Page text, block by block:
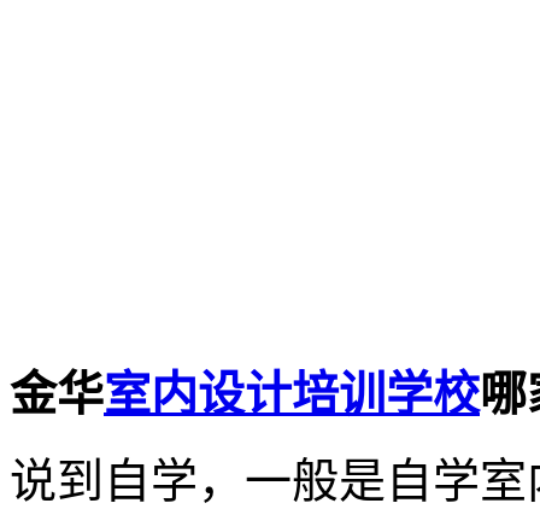
金华室内设计培训学校哪
说到自学，一般是自学